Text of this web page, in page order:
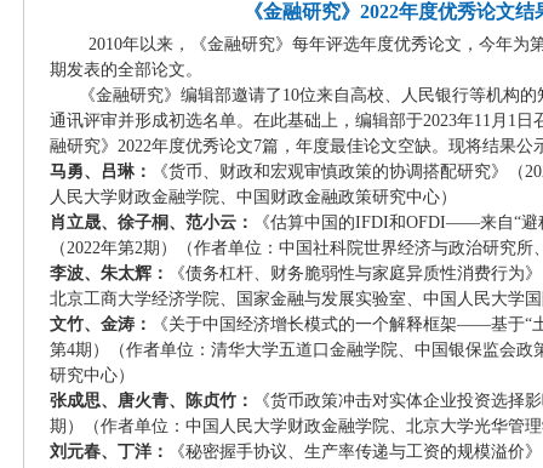
《金融研究》2022年度优秀论文结
2010年以来，《金融研究》每年评选年度优秀论文，今年为第
期发表的全部论文。
《金融研究》编辑部邀请了10位来自高校、人民银行等机构的
通讯评审并形成初选名单。在此基础上，编辑部于2023年11月1
融研究》2022年度优秀论文7篇，年度最佳论文空缺。现将结果公
马勇、吕琳：
《货币、财政和宏观审慎政策的协调搭配研究》（
人民大学财政金融学院、中国财政金融政策研究中心）
肖立晟、徐子桐、范小云：
《估算中国的IFDI和OFDI——来自“避
（2022年第2期）（作者单位：中国社科院世界经济与政治研究
李波、朱太辉：
《债务杠杆、财务脆弱性与家庭异质性消费行为
北京工商大学经济学院、国家金融与发展实验室、中国人民大学
文竹、金涛：
《关于中国经济增长模式的一个解释框架——基于“
第4期）（作者单位：清华大学五道口金融学院、中国银保监会政
研究中心）
张成思、唐火青、陈贞竹：
《货币政策冲击对实体企业投资选择
期）（作者单位：中国人民大学财政金融学院、北京大学光华管
刘元春、丁洋：
《秘密握手协议、生产率传递与工资的规模溢价